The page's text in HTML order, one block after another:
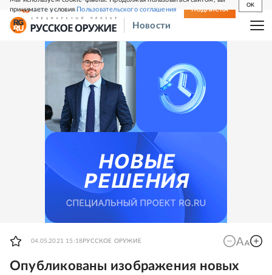
принимаете условияПользовательского соглашения
OK
СВЕЖИЙ НОМЕР ПОДПИСКА
Новости
04.05.2021 15:18 РУССКОЕ ОРУЖИЕ
Опубликованы изображения новых